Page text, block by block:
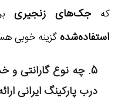
کهجک‌های زنجیری
استفاده‌شدهگزینه خوبی
5. چه نوع گارانتی و خدمات پس از فروش برای
درب پارکینگ ایرانی